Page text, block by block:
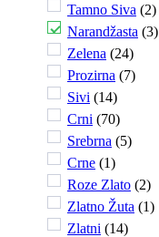
Tamno Siva (2)
Narandžasta (3)
Zelena (24)
Prozirna (7)
Sivi (14)
Crni (70)
Srebrna (5)
Crne (1)
Roze Zlato (2)
Zlatno Žuta (1)
Zlatni (14)